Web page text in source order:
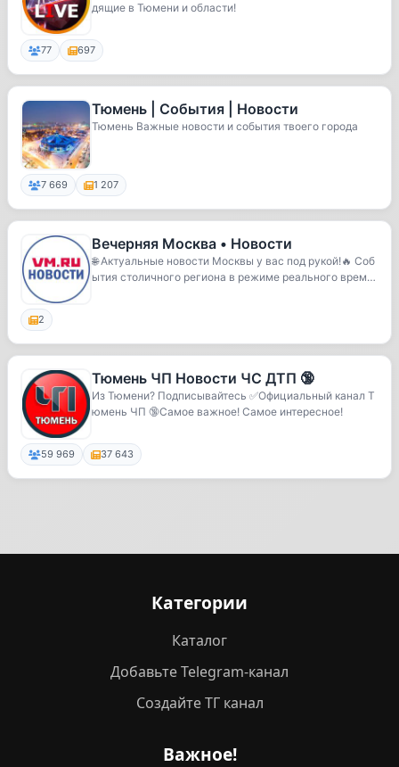
дящие в Тюмени и области!
77 697
Тюмень | События | Новости
Тюмень Важные новости и события твоего города
7 669 1 207
Вечерняя Москва • Новости
🌐 Актуальные новости Москвы у вас под рукой!🔥 Соб
ытия столичного региона в режиме реального врем
2
Тюмень ЧП Новости ЧС ДТП 🔞
Из Тюмени? Подписывайтесь ✅Официальный канал Т
юмень ЧП 🔞Самое важное! Самое интересное!
59 969 37 643
Категории
Каталог
Добавьте Telegram-канал
Создайте ТГ канал
Важное!